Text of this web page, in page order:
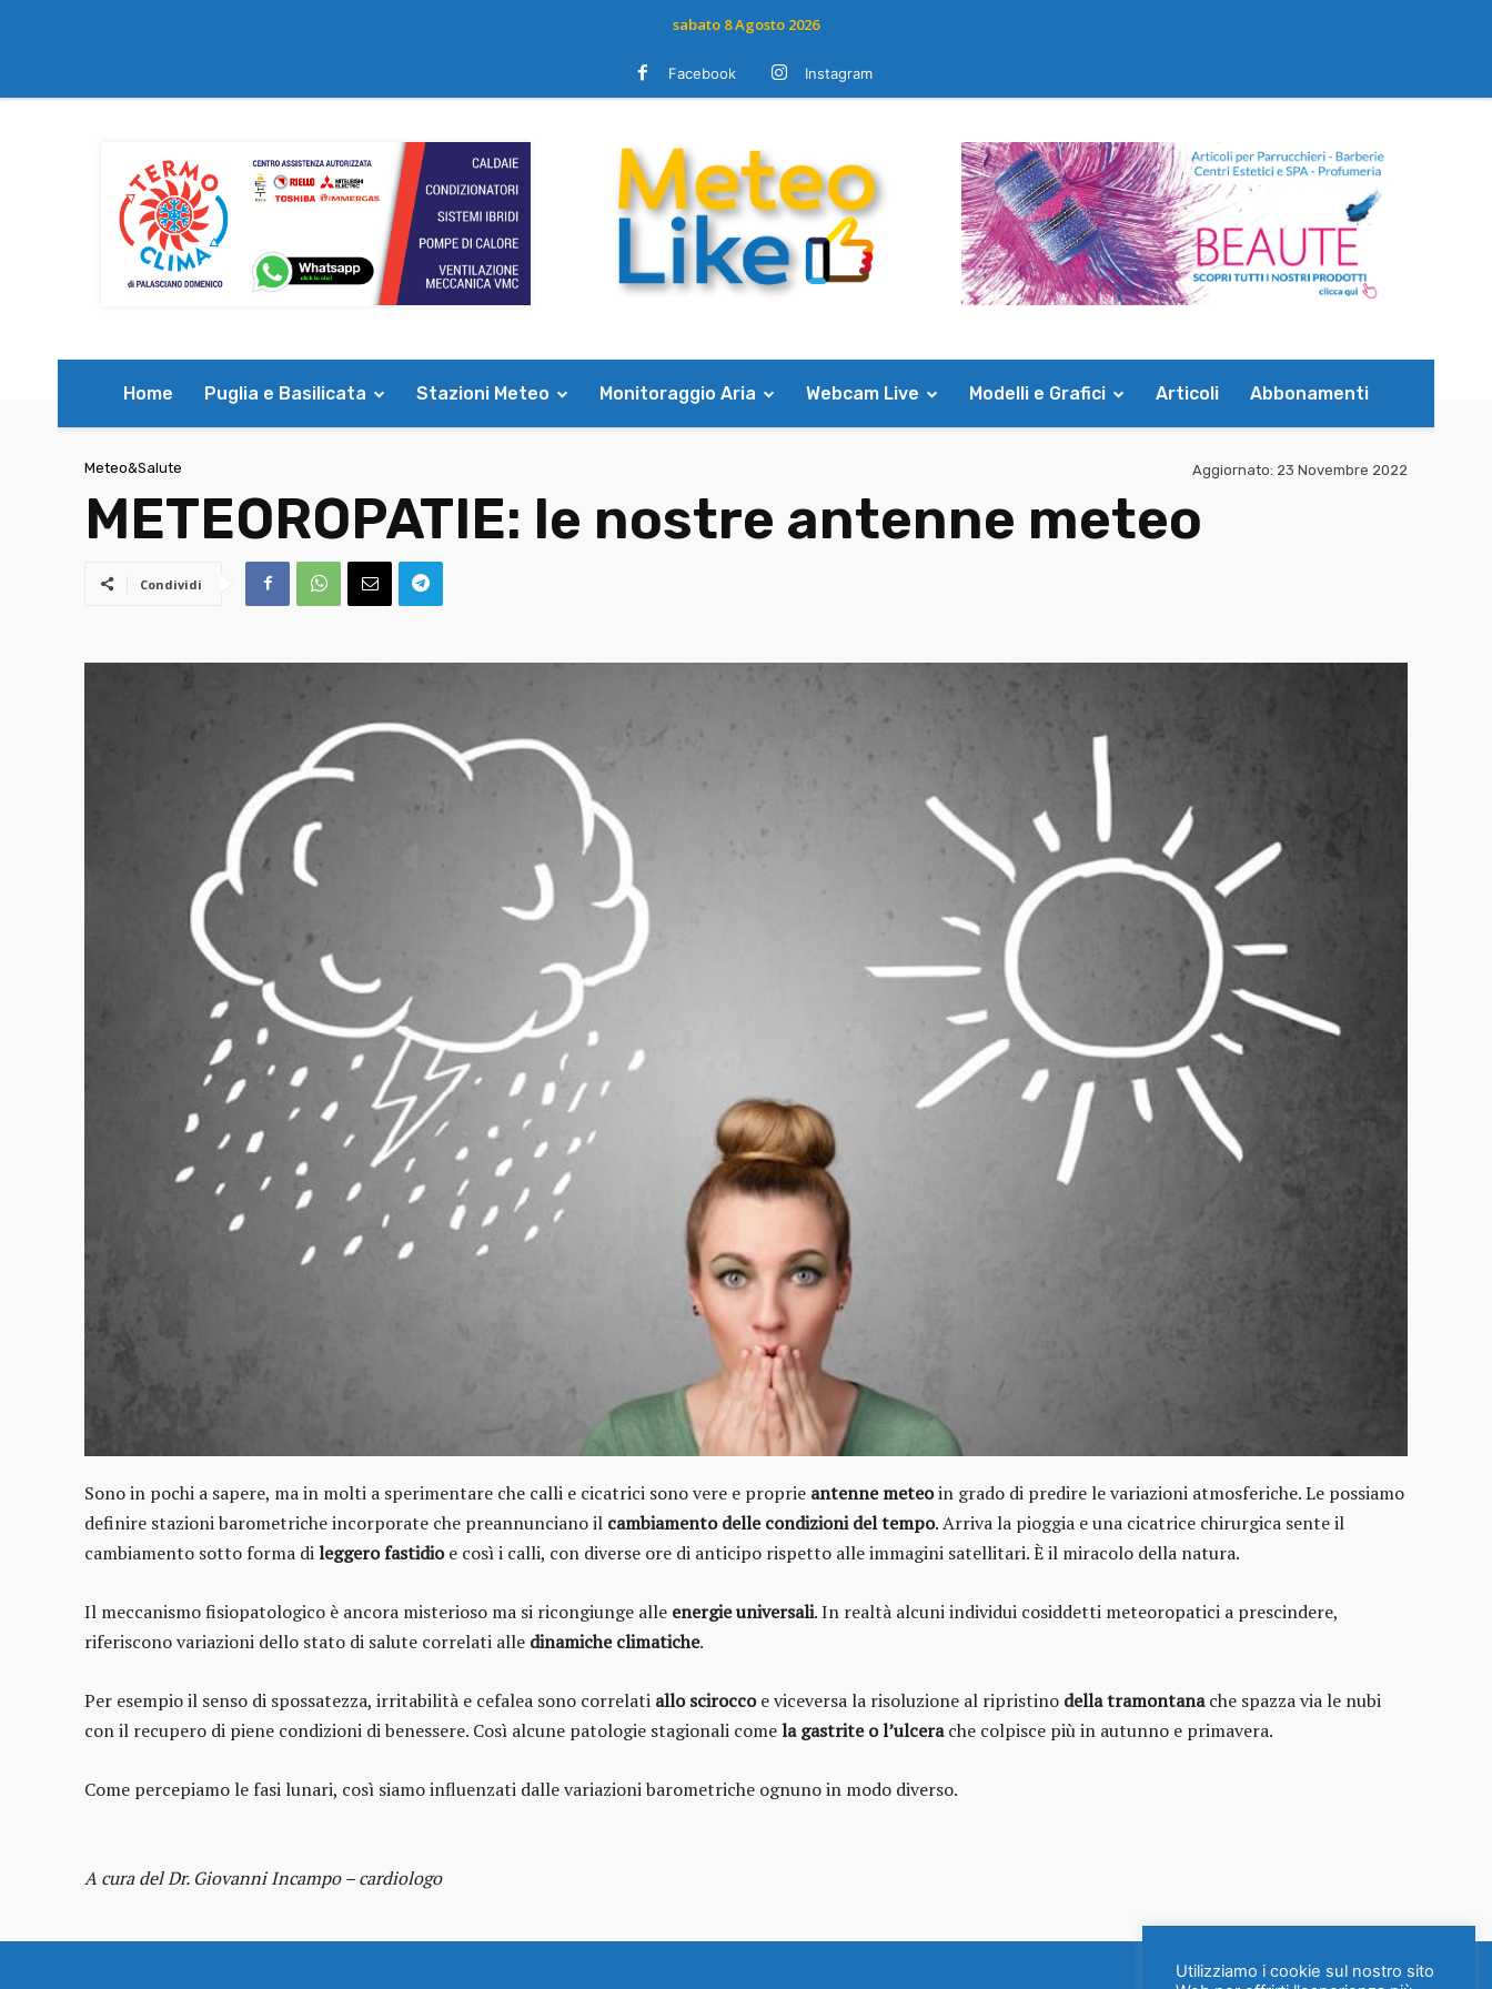
sabato 8 Agosto 2026
Facebook Instagram
Home Puglia e Basilicata Stazioni Meteo Monitoraggio Aria Webcam Live Modelli e Grafici Articoli Abbonamenti
Meteo&Salute Aggiornato: 23 Novembre 2022
METEOROPATIE: le nostre antenne meteo
Condividi
Sono in pochi a sapere, ma in molti a sperimentare che calli e cicatrici sono vere e proprie antenne meteoin grado di predire le variazioni atmosferiche. Le possiamo
definire stazioni barometriche incorporate che preannunciano il cambiamento delle condizioni del tempo. Arriva la pioggia e una cicatrice chirurgica sente il
cambiamento sotto forma dileggero fastidioe così i calli, con diverse ore di anticipo rispetto alle immagini satellitari. È il miracolo della natura.
Il meccanismo fisiopatologico è ancora misterioso ma si ricongiunge alle energie universali. In realtà alcuni individui cosiddetti meteoropatici a prescindere,
riferiscono variazioni dello stato di salute correlati alle dinamiche climatiche.
Per esempio il senso di spossatezza, irritabilità e cefalea sono correlati allo sciroccoe viceversa la risoluzione al ripristino della tramontanache spazza via le nubi
con il recupero di piene condizioni di benessere. Così alcune patologie stagionali comela gastrite o l’ulcerache colpisce più in autunno e primavera.
Come percepiamo le fasi lunari, così siamo influenzati dalle variazioni barometriche ognuno in modo diverso.
A cura del Dr. Giovanni Incampo – cardiologo
Utilizziamo i cookie sul nostro sito